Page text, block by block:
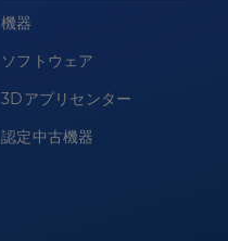
機器
ソフトウェア
3Dアプリセンター
認定中古機器